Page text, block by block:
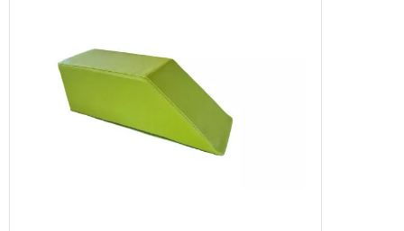
Gel
Vintage Series
Elasko (NEU IM SORTIMENT)
& Zubehör
Vertikalzug
Trainingstische